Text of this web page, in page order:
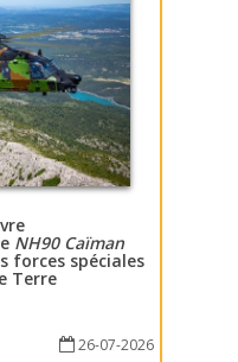
NH90 Caïman
forces spéciales
Terre
26-07-2026